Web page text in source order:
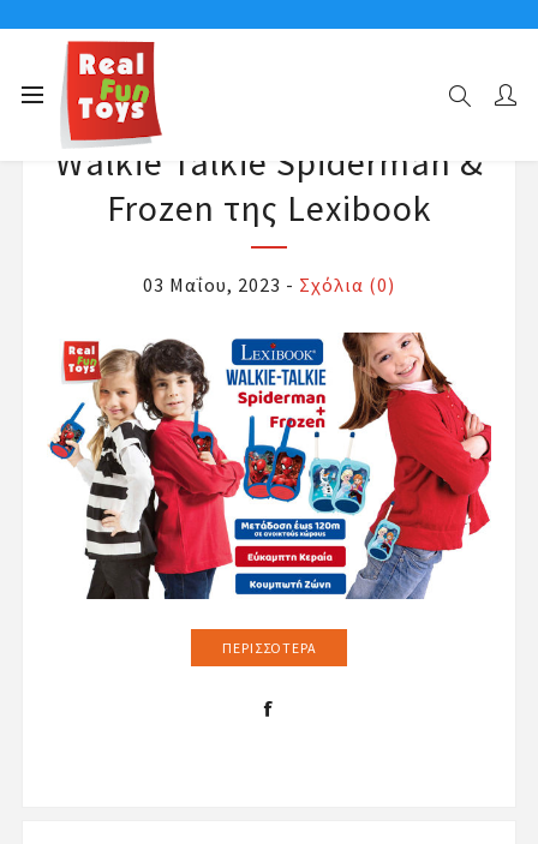
Walkie Talkie Spiderman &
Frozen της Lexibook
03 Μαΐου, 2023 - Σχόλια (0)
ΠΕΡΙΣΣΌΤΕΡΑ